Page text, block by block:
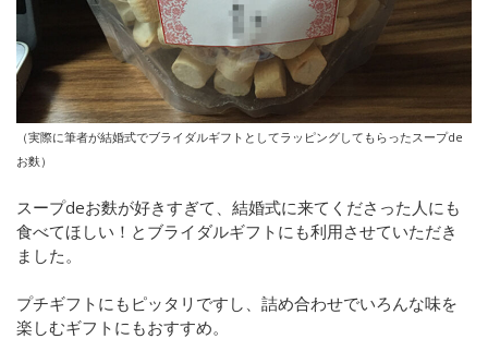
（実際に筆者が結婚式でブライダルギフトとしてラッピングしてもらったスープde
お麩）
スープdeお麩が好きすぎて、結婚式に来てくださった人にも
食べてほしい！とブライダルギフトにも利用させていただき
ました。
プチギフトにもピッタリですし、詰め合わせでいろんな味を
楽しむギフトにもおすすめ。